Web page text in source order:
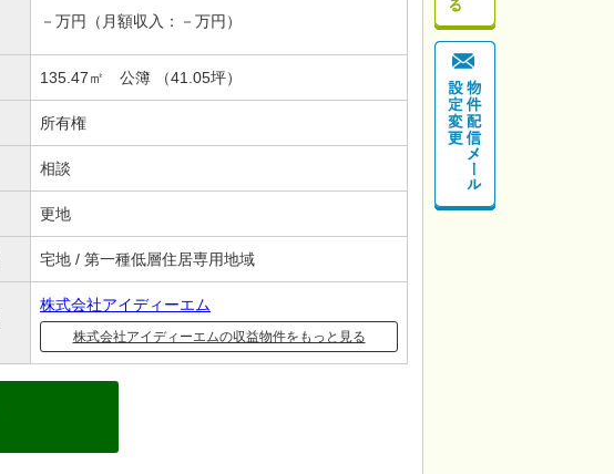
－万円（月額収入：－万円）
135.47㎡ 公簿 （41.05坪）
所有権
相談
更地
宅地 / 第一種低層住居専用地域
株式会社アイディーエム
株式会社アイディーエムの収益物件をもっと見る